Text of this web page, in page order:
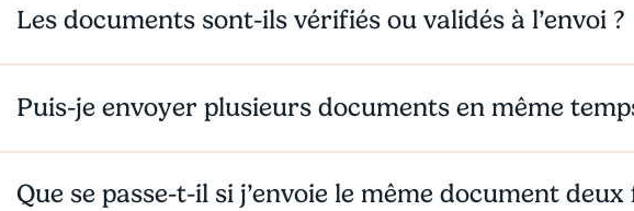
Les documents sont-ils vérifiés ou validés à l’envoi ?
Puis-je envoyer plusieurs documents en même
Que se passe-t-il si j’envoie le même document deux